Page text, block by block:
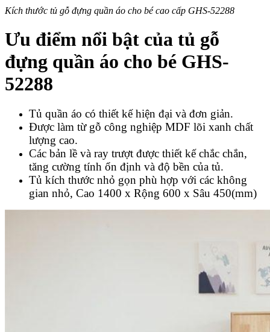
Kích thước tủ gỗ đựng quần áo cho bé cao cấp GHS-52288
Ưu điểm nổi bật của tủ gỗ
đựng quần áo cho bé GHS-
52288
Tủ quần áo có thiết kế hiện đại và đơn giản.
Được làm từ gỗ công nghiệp MDF lõi xanh chất
lượng cao.
Các bản lề và ray trượt được thiết kế chắc chắn,
tăng cường tính ổn định và độ bền của tủ.
Tủ kích thước nhỏ gọn phù hợp với các không
gian nhỏ, Cao 1400 x Rộng 600 x Sâu 450(mm)